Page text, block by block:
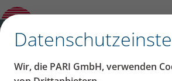
Wir, die PARI GmbH, verwenden
Mukoviszidose hat, über den
Keimen im Alltag